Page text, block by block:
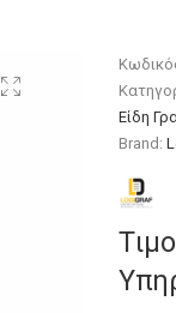
Είδη
Brand: